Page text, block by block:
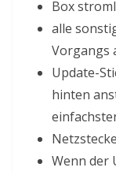
Box
alle
Vorgangs
Update-
hinten
Wenn der